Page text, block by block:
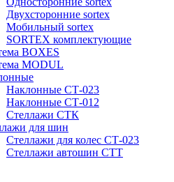
Двухсторонние sortex
Мобильный sortex
SORTEX комплектующие
BOXES
MODUL
Наклонные СТ-023
Наклонные СТ-012
Стеллажи СТК
для шин
Стеллажи для колес СТ-023
Стеллажи автошин СТТ